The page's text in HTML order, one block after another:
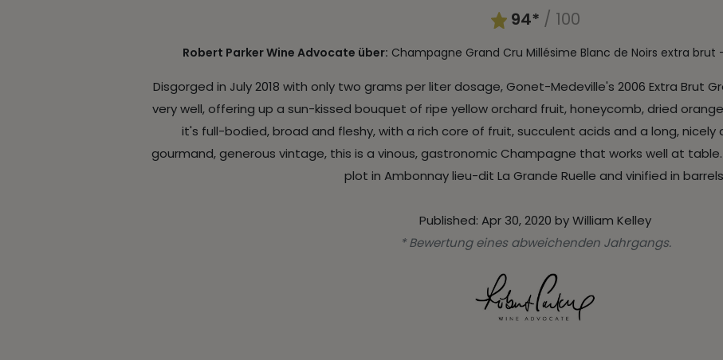
94* / 100
Robert Parker Wine Advocate über: Champagne Grand Cru Millésime Blanc de Noirs extra brut
Disgorged in July 2018 with only two grams per liter dosage, Gonet-Medeville's 2006 Extra Brut
very well, offering up a sun-kissed bouquet of ripe yellow orchard fruit, honeycomb, dried
it's full-bodied, broad and fleshy, with a rich core of fruit, succulent acids and a long, nicely
gourmand, generous vintage, this is a vinous, gastronomic Champagne that works well at
plot in Ambonnay lieu-dit La Grande Ruelle and vinified in
Published: Apr 30, 2020 by William Kelley
* Bewertung eines abweichenden Jahrgangs.